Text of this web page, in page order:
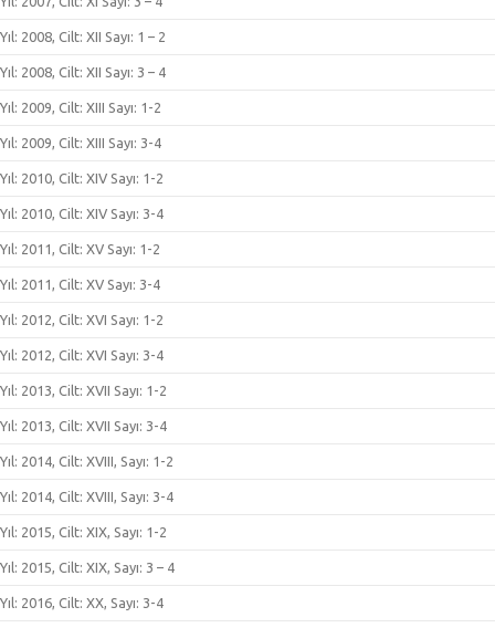
Yıl: 2008, Cilt: XII Sayı: 1 – 2
Yıl: 2008, Cilt: XII Sayı: 3 – 4
Yıl: 2009, Cilt: XIII Sayı: 1-2
Yıl: 2009, Cilt: XIII Sayı: 3-4
Yıl: 2010, Cilt: XIV Sayı: 1-2
Yıl: 2010, Cilt: XIV Sayı: 3-4
Yıl: 2011, Cilt: XV Sayı: 1-2
Yıl: 2011, Cilt: XV Sayı: 3-4
Yıl: 2012, Cilt: XVI Sayı: 1-2
Yıl: 2012, Cilt: XVI Sayı: 3-4
Yıl: 2013, Cilt: XVII Sayı: 1-2
Yıl: 2013, Cilt: XVII Sayı: 3-4
Yıl: 2014, Cilt: XVIII, Sayı: 1-2
Yıl: 2014, Cilt: XVIII, Sayı: 3-4
Yıl: 2015, Cilt: XIX, Sayı: 1-2
Yıl: 2015, Cilt: XIX, Sayı: 3 – 4
Yıl: 2016, Cilt: XX, Sayı: 3-4